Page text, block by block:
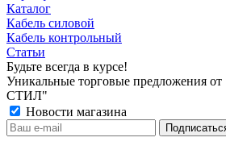
Каталог
Кабель силовой
Кабель контрольный
Статьи
Будьте всегда в курсе!
Уникальные торговые предложения от
СТИЛ"
Новости магазина